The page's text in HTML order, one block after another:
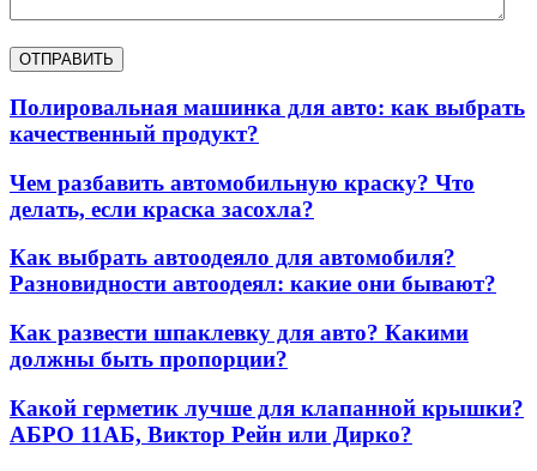
Полировальная машинка для авто: как выбрать
качественный продукт?
Чем разбавить автомобильную краску? Что
делать, если краска засохла?
Как выбрать автоодеяло для автомобиля?
Разновидности автоодеял: какие они бывают?
Как развести шпаклевку для авто? Какими
должны быть пропорции?
Какой герметик лучше для клапанной крышки?
АБРО 11АБ, Виктор Рейн или Дирко?